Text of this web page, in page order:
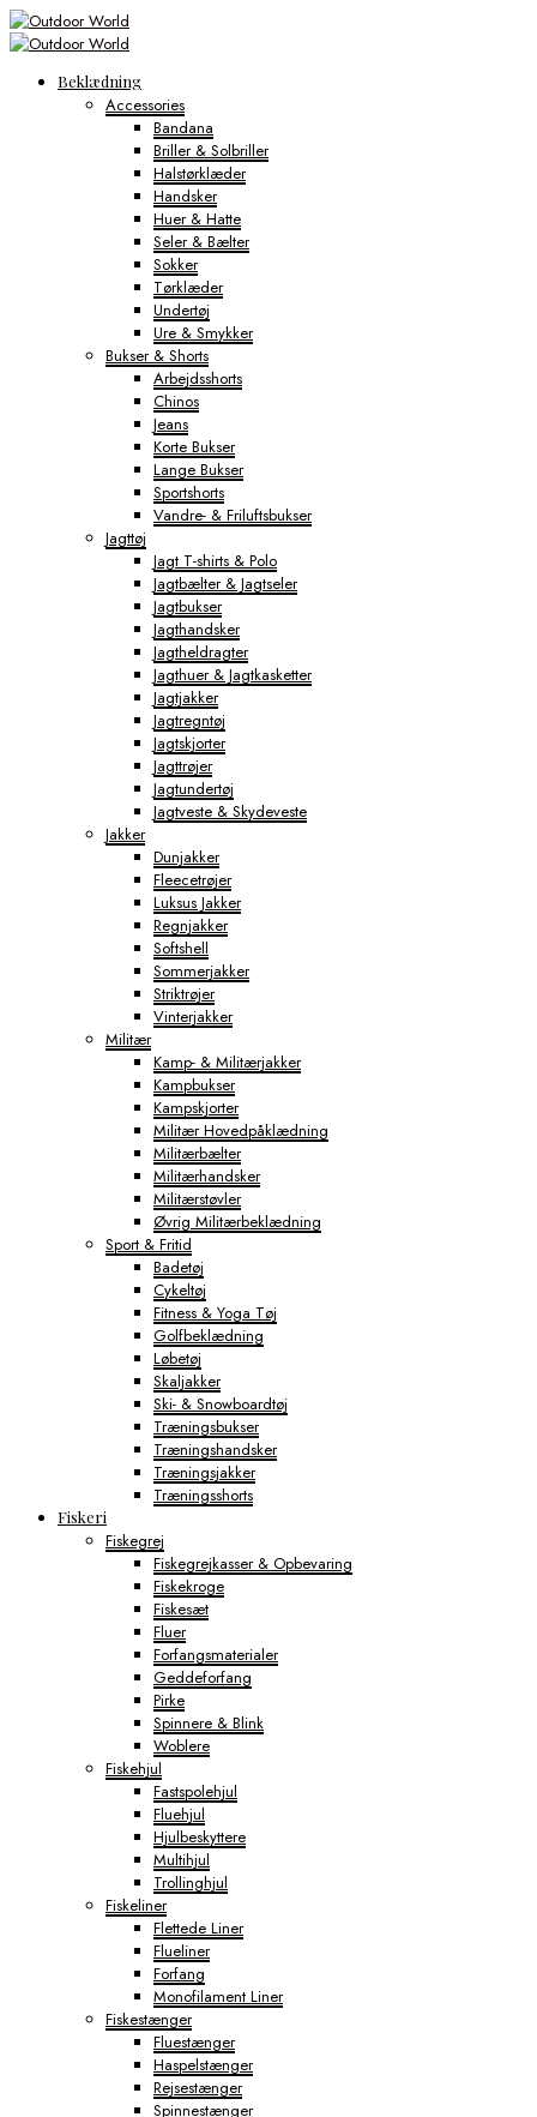
Beklædning
Accessories
Bandana
Briller & Solbriller
Halstørklæder
Handsker
Huer & Hatte
Seler & Bælter
Sokker
Tørklæder
Undertøj
Ure & Smykker
Bukser & Shorts
Arbejdsshorts
Chinos
Jeans
Korte Bukser
Lange Bukser
Sportshorts
Vandre- & Friluftsbukser
Jagttøj
Jagt T-shirts & Polo
Jagtbælter & Jagtseler
Jagtbukser
Jagthandsker
Jagtheldragter
Jagthuer & Jagtkasketter
Jagtjakker
Jagtregntøj
Jagtskjorter
Jagttrøjer
Jagtundertøj
Jagtveste & Skydeveste
Jakker
Dunjakker
Fleecetrøjer
Luksus Jakker
Regnjakker
Softshell
Sommerjakker
Striktrøjer
Vinterjakker
Militær
Kamp- & Militærjakker
Kampbukser
Kampskjorter
Militær Hovedpåklædning
Militærbælter
Militærhandsker
Militærstøvler
Øvrig Militærbeklædning
Sport & Fritid
Badetøj
Cykeltøj
Fitness & Yoga Tøj
Golfbeklædning
Løbetøj
Skaljakker
Ski- & Snowboardtøj
Træningsbukser
Træningshandsker
Træningsjakker
Træningsshorts
Fiskeri
Fiskegrej
Fiskegrejkasser & Opbevaring
Fiskekroge
Fiskesæt
Fluer
Forfangsmaterialer
Geddeforfang
Pirke
Spinnere & Blink
Woblere
Fiskehjul
Fastspolehjul
Fluehjul
Hjulbeskyttere
Multihjul
Trollinghjul
Fiskeliner
Flettede Liner
Flueliner
Forfang
Monofilament Liner
Fiskestænger
Fluestænger
Haspelstænger
Rejsestænger
Spinnestænger